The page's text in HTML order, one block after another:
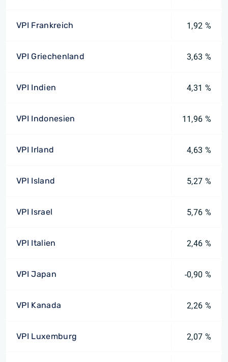
VPI Frankreich 1,92 %
VPI Griechenland 3,63 %
VPI Indien 4,31 %
VPI Indonesien 11,96 %
VPI Irland 4,63 %
VPI Island 5,27 %
VPI Israel 5,76 %
VPI Italien 2,46 %
VPI Japan -0,90 %
VPI Kanada 2,26 %
VPI Luxemburg 2,07 %